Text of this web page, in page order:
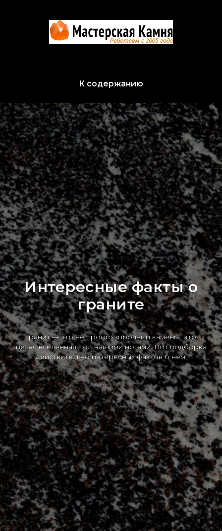
К содержанию
Интересные факты о
граните
Гранит — это не просто «прочный камень», это
целая вселенная под нашими ногами. Вот подборка
действительно интересных фактов о нем.